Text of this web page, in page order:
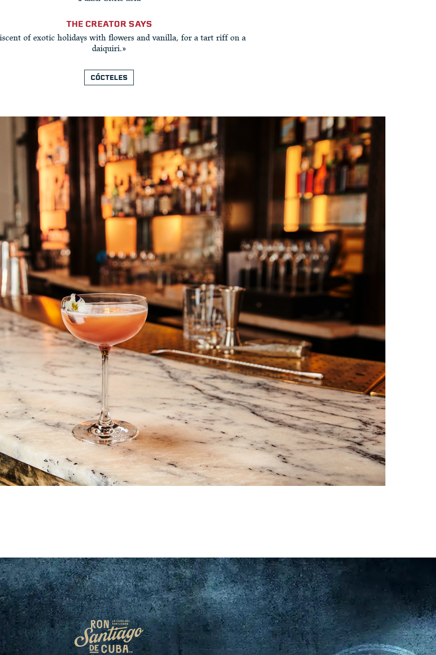
THE CREATOR SAYS
of exotic holidays with flowers and vanilla, for a tart riff on a
daiquiri.»
CÓCTELES